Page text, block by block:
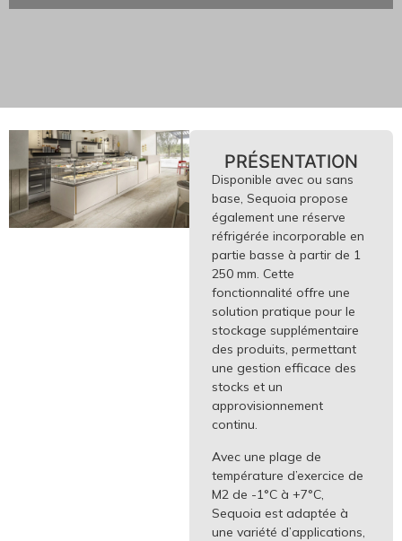
PRÉSENTATION
Disponible avec ou sans
base, Sequoia propose
également une réserve
réfrigérée incorporable en
partie basse à partir de 1
250 mm. Cette
fonctionnalité offre une
solution pratique pour le
stockage supplémentaire
des produits, permettant
une gestion efficace des
stocks et un
approvisionnement
continu.
Avec une plage de
température d’exercice de
M2 de -1°C à +7°C,
Sequoia est adaptée à
une variété d’applications,